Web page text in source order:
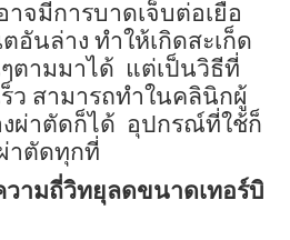
จมีการบาดเจ็บต่อเยื่อ
อันล่าง ทำให้เกิดสะเก็ด
ตามมาได้ แต่เป็นวิธีที่
ว สามารถทำในคลินิกผู้
ผ่าตัดก็ได้ อุปกรณ์ที่ใช้ก็
าตัดทุกที่
วามถี่วิทยุลดขนาดเทอร์บิ